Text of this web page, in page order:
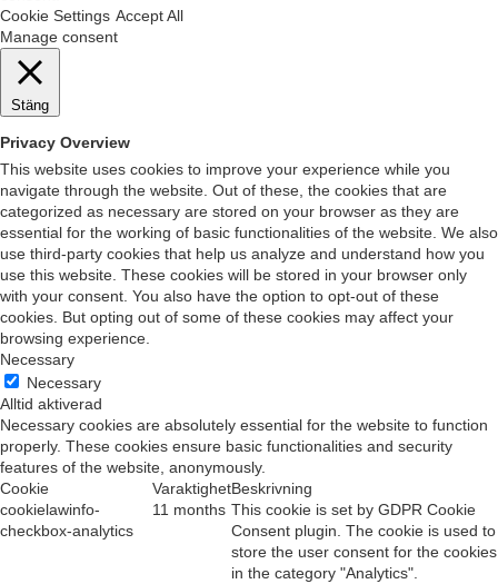
Cookie Settings Accept All
Manage consent
Stäng
Privacy Overview
This website uses cookies to improve your experience while you
navigate through the website. Out of these, the cookies that are
categorized as necessary are stored on your browser as they are
essential for the working of basic functionalities of the website. We also
use third-party cookies that help us analyze and understand how you
use this website. These cookies will be stored in your browser only
with your consent. You also have the option to opt-out of these
cookies. But opting out of some of these cookies may affect your
browsing experience.
Necessary
Necessary
Alltid aktiverad
Necessary cookies are absolutely essential for the website to function
properly. These cookies ensure basic functionalities and security
features of the website, anonymously.
Cookie
VaraktighetBeskrivning
cookielawinfo-
checkbox-analytics
11 months This cookie is set by GDPR Cookie
Consent plugin. The cookie is used to
store the user consent for the cookies
in the category "Analytics".